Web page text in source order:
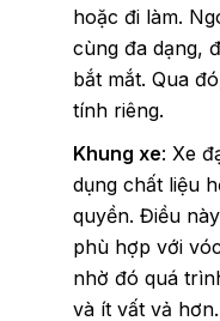
hoặc đi làm.
cùng đa dạng,
bắt mắt. Qua
tính riêng.
Khung xe: Xe
dụng chất liệu
quyền. Điều
phù hợp với
nhờ đó quá
và ít vất vả hơn.